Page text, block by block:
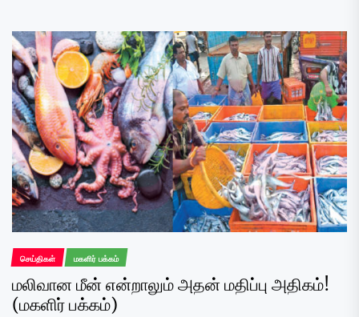
செய்திகள் மகளிர் பக்கம்
மலிவான மீன் என்றாலும் அதன் மதிப்பு அதிகம்!
(மகளிர் பக்கம்)